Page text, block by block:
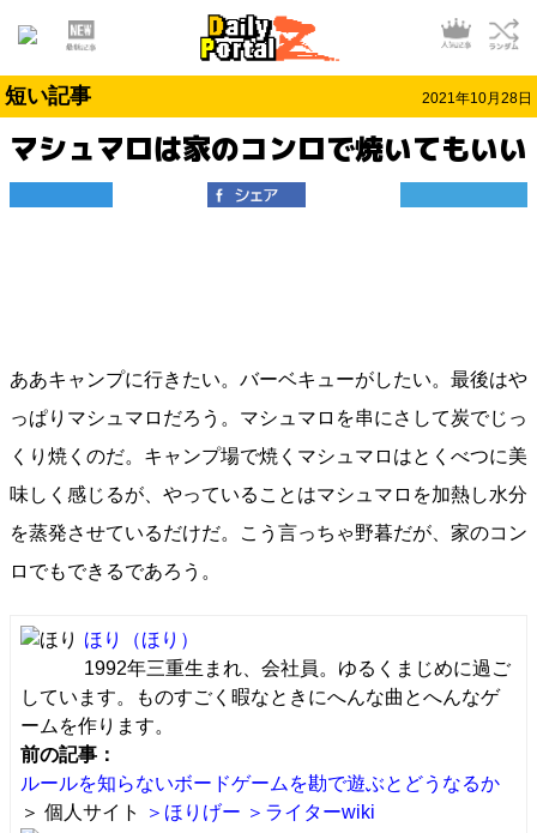
短い記事 2021年10月28日
マシュマロは家のコンロで焼いてもいい
ああキャンプに行きたい。バーベキューがしたい。最後はや
っぱりマシュマロだろう。マシュマロを串にさして炭でじっ
くり焼くのだ。キャンプ場で焼くマシュマロはとくべつに美
味しく感じるが、やっていることはマシュマロを加熱し水分
を蒸発させているだけだ。こう言っちゃ野暮だが、家のコン
ロでもできるであろう。
ほり
（ほり）
1992年三重生まれ、会社員。ゆるくまじめに過ご
しています。ものすごく暇なときにへんな曲とへんなゲ
ームを作ります。
前の記事：
ルールを知らないボードゲームを勘で遊ぶとどうなるか
＞ 個人サイト
＞ほりげー ＞ライターwiki